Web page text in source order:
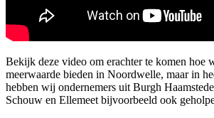
Bekijk deze video om erachter te komen hoe
meerwaarde bieden in Noordwelle, maar in
hebben wij ondernemers uit Burgh
Schouw en Ellemeet bijvoorbeeld ook